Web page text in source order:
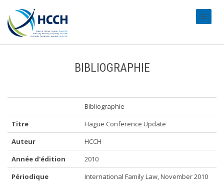
BIBLIOGRAPHIE
Bibliographie
Titre
Hague Conference Update
Auteur
HCCH
Année d'édition
2010
Périodique
International Family Law, November 2010